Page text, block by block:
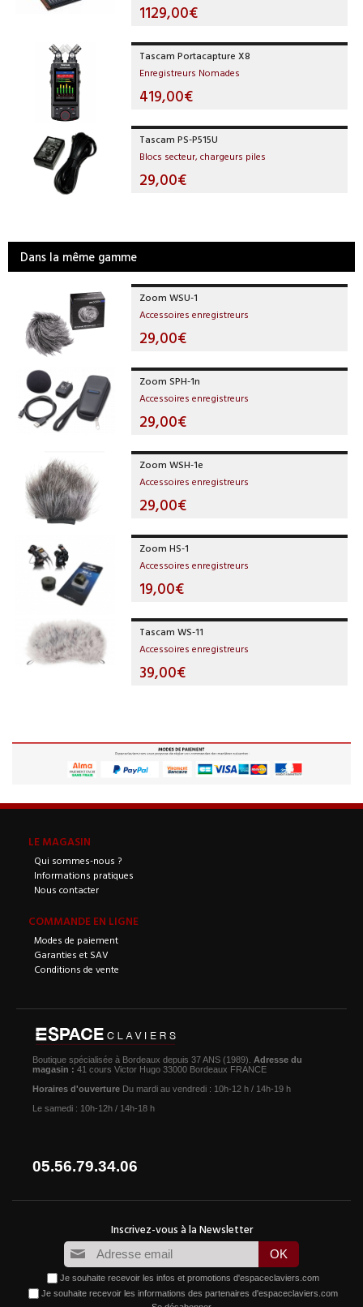
1129,00€
Tascam Portacapture X8
Enregistreurs Nomades
419,00€
Tascam PS-P515U
Blocs secteur, chargeurs piles
29,00€
Dans la même gamme
Zoom WSU-1
Accessoires enregistreurs
29,00€
Zoom SPH-1n
Accessoires enregistreurs
29,00€
Zoom WSH-1e
Accessoires enregistreurs
29,00€
Zoom HS-1
Accessoires enregistreurs
19,00€
Tascam WS-11
Accessoires enregistreurs
39,00€
LE MAGASIN
Qui sommes-nous ?
Informations pratiques
Nous contacter
COMMANDE EN LIGNE
Modes de paiement
Garanties et SAV
Conditions de vente
Boutique spécialisée à Bordeaux depuis 37 ANS (1989). Adresse du
magasin : 41 cours Victor Hugo 33000 Bordeaux FRANCE
Horaires d'ouverture Du mardi au vendredi : 10h-12 h / 14h-19 h
Le samedi : 10h-12h / 14h-18 h
05.56.79.34.06
Je souhaite recevoir les infos et promotions d'espaceclaviers.com
Je souhaite recevoir les informations des partenaires d'espaceclaviers.com